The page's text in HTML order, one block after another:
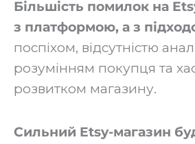
Більшість помилок на
з платформою, а з
поспіхом, відсутністю
розумінням покупця та
розвитком магазину.
Сильний Etsy-магазин